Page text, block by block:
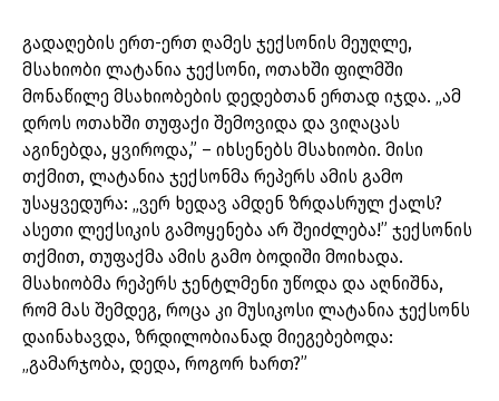
გადაღების ერთ-ერთ ღამეს ჯექსონის მეუღლე,
მსახიობი ლატანია ჯექსონი, ოთახში ფილმში
მონაწილე მსახიობების დედებთან ერთად იჯდა. „ამ
დროს ოთახში თუფაქი შემოვიდა და ვიღაცას
აგინებდა, ყვიროდა,” – იხსენებს მსახიობი. მისი
თქმით, ლატანია ჯექსონმა რეპერს ამის გამო
უსაყვედურა: „ვერ ხედავ ამდენ ზრდასრულ ქალს?
ასეთი ლექსიკის გამოყენება არ შეიძლება!” ჯექსონის
თქმით, თუფაქმა ამის გამო ბოდიში მოიხადა.
მსახიობმა რეპერს ჯენტლმენი უწოდა და აღნიშნა,
რომ მას შემდეგ, როცა კი მუსიკოსი ლატანია ჯექსონს
დაინახავდა, ზრდილობიანად მიეგებებოდა:
„გამარჯობა, დედა, როგორ ხართ?”